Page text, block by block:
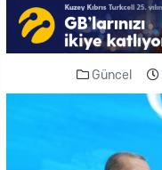
Güncel